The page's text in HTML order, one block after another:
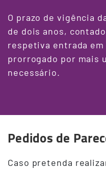
O prazo de vigência
de dois anos,
respetiva entrada
prorrogado por mais
necessário.
Pedidos de
Caso pretenda